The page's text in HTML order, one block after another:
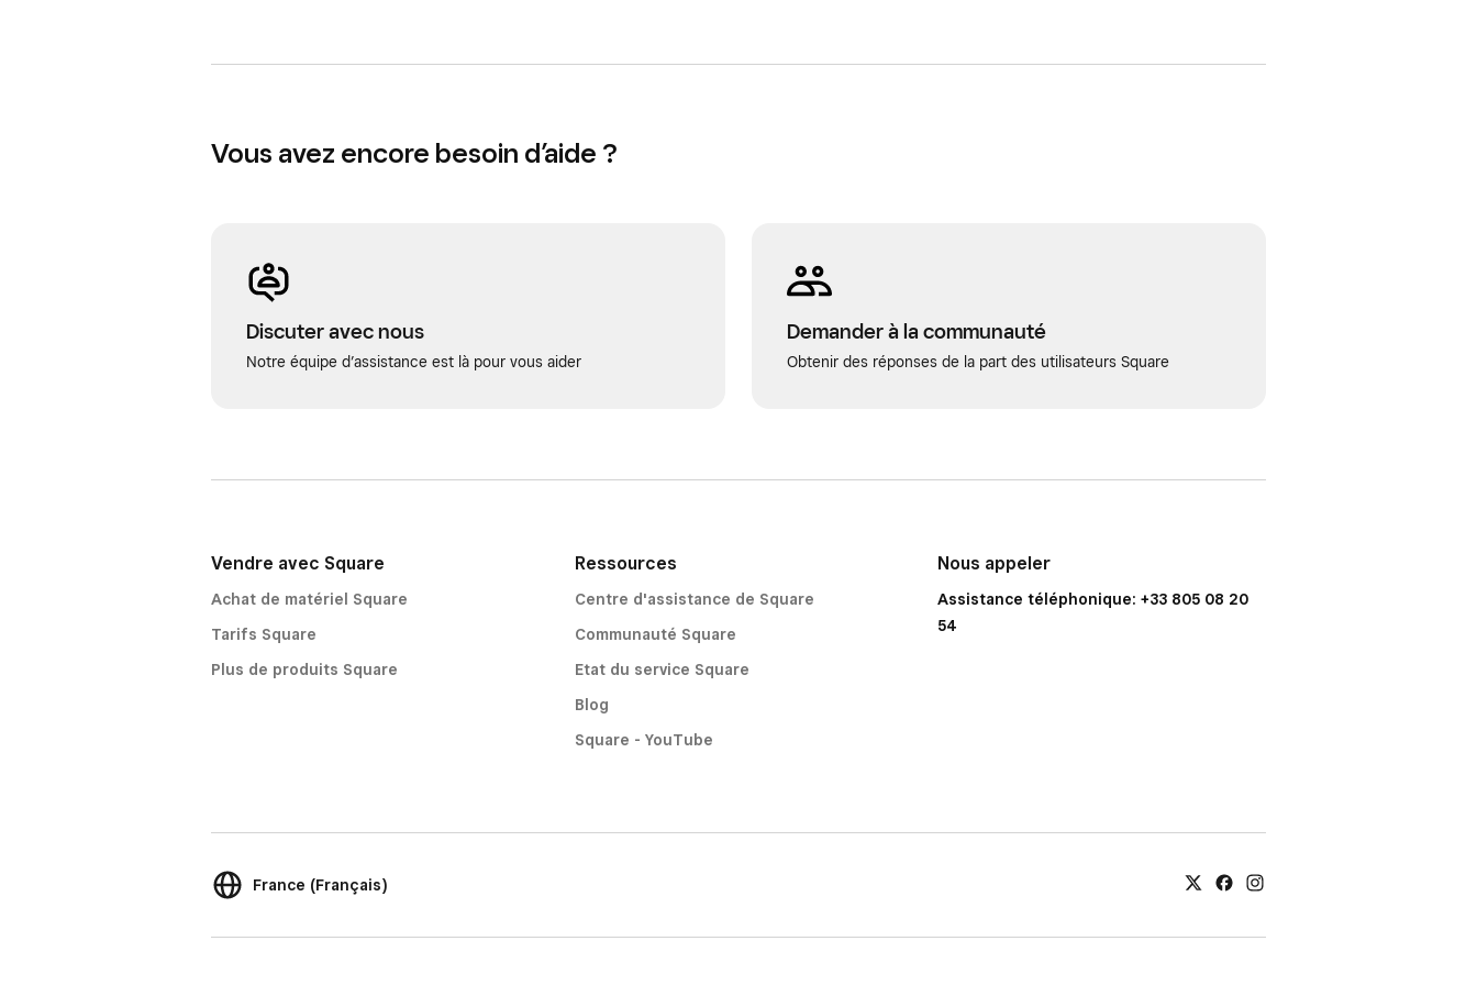
Vous avez encore besoin d’aide ?
Discuter avec nous
Notre équipe d’assistance est là pour vous aider
Demander à la communauté
Obtenir des réponses de la part des utilisateurs Square
Vendre avec Square
Achat de matériel Square
Tarifs Square
Plus de produits Square
Ressources
Centre d'assistance de Square
Communauté Square
Etat du service Square
Blog
Square - YouTube
Nous appeler
Assistance téléphonique: +33 805 08 20
54
France (Français)